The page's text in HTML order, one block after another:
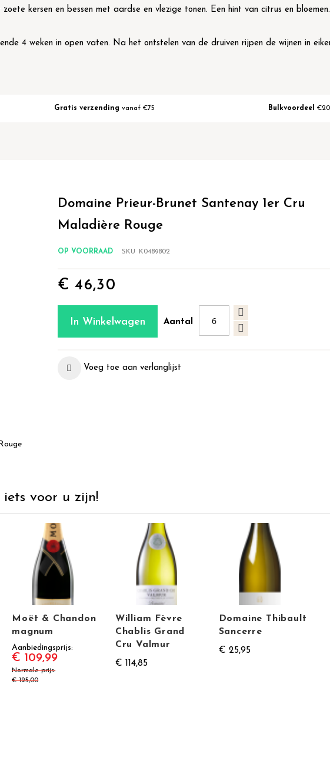
kersen en bessen met aardse en vlezige tonen. Een hint van citrus en
4 weken in open vaten. Na het ontstelen van de druiven rijpen de wijnen in
Gratis verzending vanaf €75 Bulkvoordeel
Domaine Prieur-Brunet Santenay 1er Cru
Maladière Rouge
OP VOORRAAD SKU K0489802
€ 46,30
Aantal
In Winkelwagen
Voeg toe aan verlanglijst
voor u zijn!
Moët & Chandon
magnum
Aanbiedingsprijs
€ 109,99
Normale prijs
€ 125,00
William Fèvre
Chablis Grand
Cru Valmur
€ 114,85
Domaine Thibault
Sancerre
€ 25,95